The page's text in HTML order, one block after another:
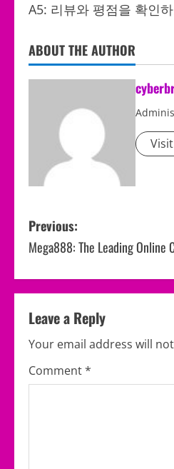
A5: 리뷰와 평점을 확인
ABOUT THE AUTHOR
P
o
s
t
n
a
Previous:
Mega888: The Leading
Leave a Reply
Your email address will
Comment*